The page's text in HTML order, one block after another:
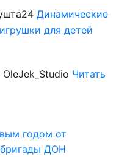
Динамические
для детей
OleJek_Studio Читать
годом от
ДОН